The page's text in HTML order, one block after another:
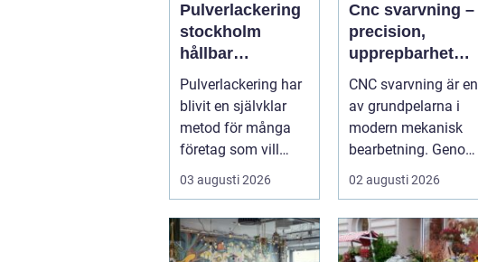
Pulverlackering
stockholm
hållbar
ytbehandling för
industri och
design
Pulverlackering har
blivit en självklar
metod för många
företag som vill
kombinera
03 augusti 2026
Cnc svarvning –
precision,
upprepbarhet
och smart
produktion
CNC svarvning är en
av grundpelarna i
modern mekanisk
bearbetning. Genom
att kombinera
02 augusti 2026